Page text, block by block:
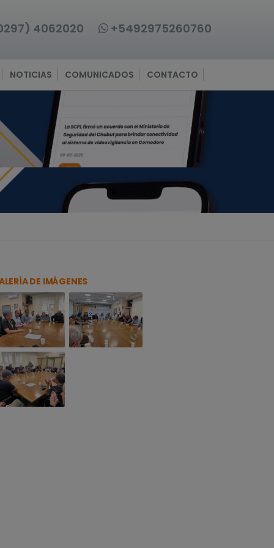
4062020 +5492975260760
NOTICIAS COMUNICADOS CONTACTO
DE IMÁGENES